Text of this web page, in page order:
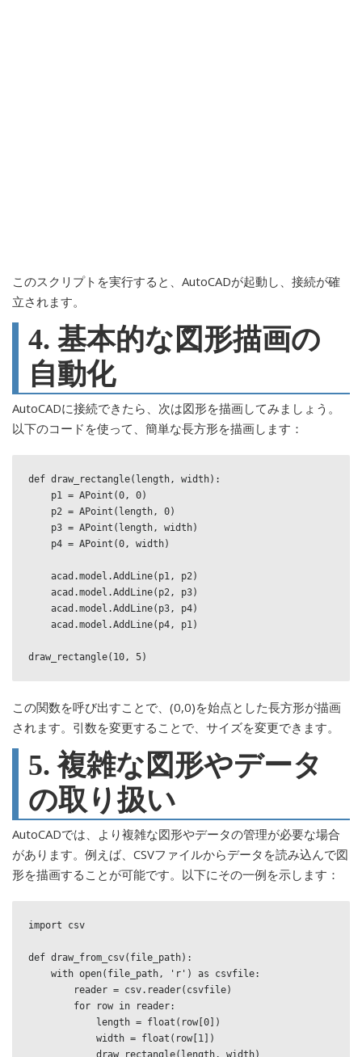
このスクリプトを実行すると、AutoCADが起動し、接続が確
立されます。
4. 基本的な図形描画の
自動化
AutoCADに接続できたら、次は図形を描画してみましょう。
以下のコードを使って、簡単な長方形を描画します：
def draw_rectangle(length, width):
この関数を呼び出すことで、(0,0)を始点とした長方形が描画
されます。引数を変更することで、サイズを変更できます。
5. 複雑な図形やデータ
の取り扱い
AutoCADでは、より複雑な図形やデータの管理が必要な場合
があります。例えば、CSVファイルからデータを読み込んで図
形を描画することが可能です。以下にその一例を示します：
import csv
def draw_from_csv(file_path):